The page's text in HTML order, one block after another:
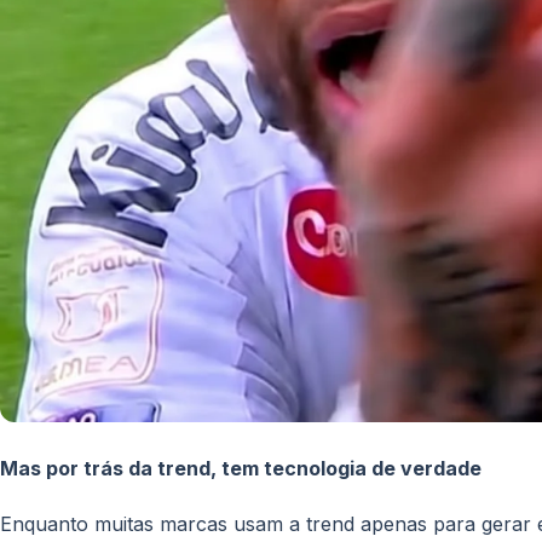
Mas por trás da trend, tem tecnologia de verdade
Enquanto muitas marcas usam a trend apenas para